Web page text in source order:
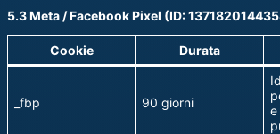
5.3 Meta / Facebook Pixel (ID:
Cookie Durata
_fbp 90 giorni
e